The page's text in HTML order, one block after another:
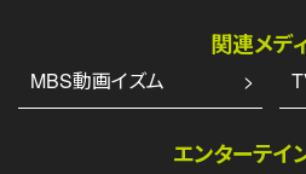
関連メデ
MBS動画イズム
エンターテイ